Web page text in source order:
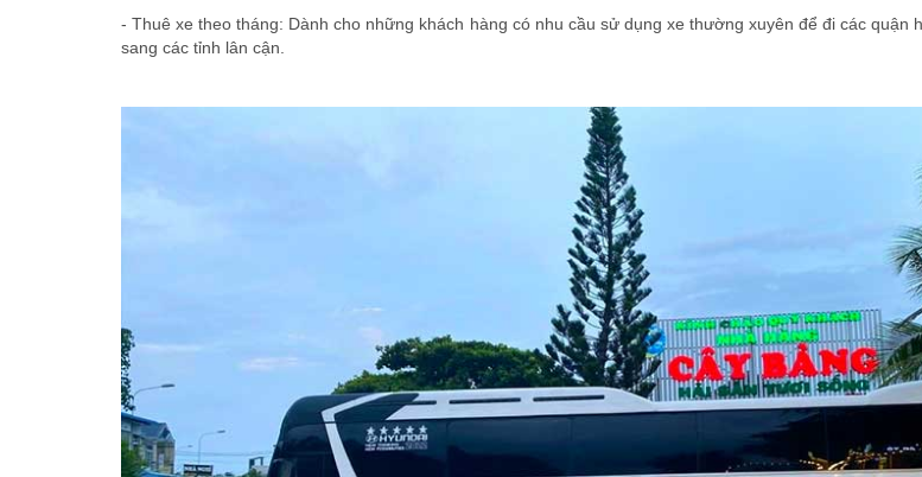
- Thuê xe theo tháng: Dành cho những khách hàng có nhu cầu sử dụng xe thường xuyên để đi các quận
sang các tỉnh lân cận.